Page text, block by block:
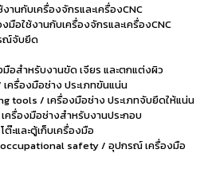
านกับเครื่องจักรและเครื่องCNC
อใช้งานกับเครื่องจักรและเครื่องCNC
ณ์จับยึด
อสำหรับงานขัด เจียร และตกแต่งผิว
รื่องมือช่าง ประเภทขันแน่น
tools / เครื่องมือช่าง ประเภทจับยึดให้แน่น
รื่องมือช่างสำหรับงานประกอบ
ะและตู้เก็บเครื่องมือ
safety / อุปกรณ์ เครื่องมือ